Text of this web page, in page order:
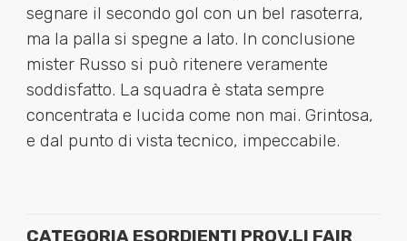
segnare il secondo gol con un bel rasoterra,
ma la palla si spegne a lato. In conclusione
mister Russo si può ritenere veramente
soddisfatto. La squadra è stata sempre
concentrata e lucida come non mai. Grintosa,
e dal punto di vista tecnico, impeccabile.
CATEGORIA ESORDIENTI PROV.LI FAIR